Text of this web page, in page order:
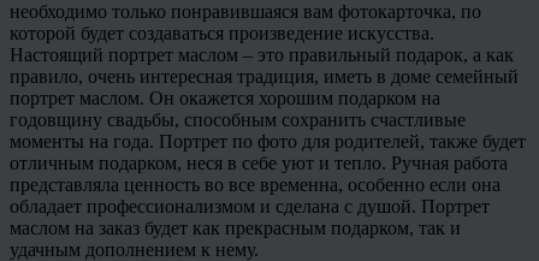
необходимо только понравившаяся вам фотокарточка, по
которой будет создаваться произведение искусства.
Настоящий портрет маслом – это правильный подарок, а как
правило, очень интересная традиция, иметь в доме семейный
портрет маслом. Он окажется хорошим подарком на
годовщину свадьбы, способным сохранить счастливые
моменты на года. Портрет по фото для родителей, также будет
отличным подарком, неся в себе уют и тепло. Ручная работа
представляла ценность во все временна, особенно если она
обладает профессионализмом и сделана с душой. Портрет
маслом на заказ будет как прекрасным подарком, так и
удачным дополнением к нему.